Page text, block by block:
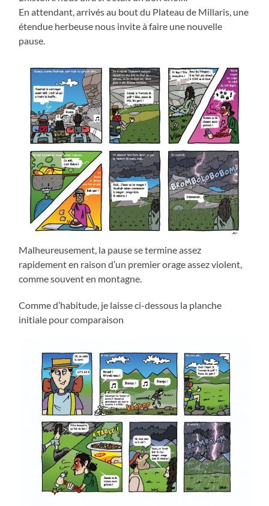
En attendant, arrivés au bout du Plateau de Millaris, une
étendue herbeuse nous invite à faire une nouvelle
pause.
Malheureusement, la pause se termine assez
rapidement en raison d’un premier orage assez violent,
comme souvent en montagne.
Comme d’habitude, je laisse ci-dessous la planche
initiale pour comparaison